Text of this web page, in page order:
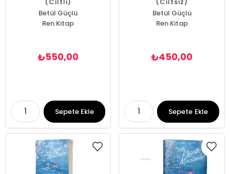
Betül Güçlü
Ren Kitap
₺550,00
Sepete Ekle
Betül Güçlü
Ren Kitap
₺450,00
Sepete Ekle